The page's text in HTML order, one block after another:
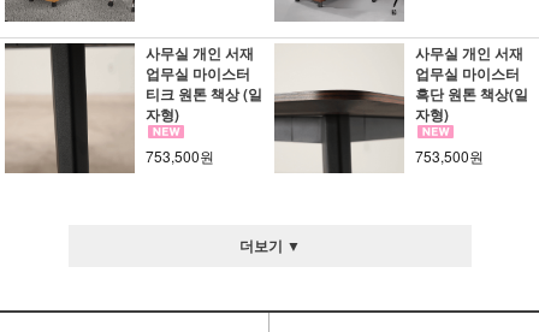
사무실 개인 서재
업무실 마이스터
티크 원톤 책상 (일
자형)
753,500원
사무실 개인 서재
업무실 마이스터
흑단 원톤 책상(일
자형)
753,500원
더보기 ▼